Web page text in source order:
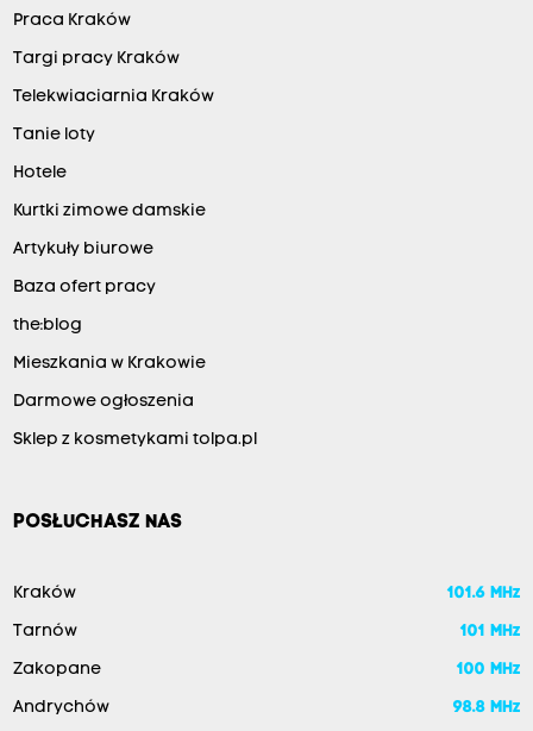
Praca Kraków
Targi pracy Kraków
Telekwiaciarnia Kraków
Tanie loty
Hotele
Kurtki zimowe damskie
Artykuły biurowe
Baza ofert pracy
the:blog
Mieszkania w Krakowie
Darmowe ogłoszenia
Sklep z kosmetykami tolpa.pl
POSŁUCHASZ NAS
Kraków 101.6 MHz
Tarnów 101 MHz
Zakopane 100 MHz
Andrychów 98.8 MHz